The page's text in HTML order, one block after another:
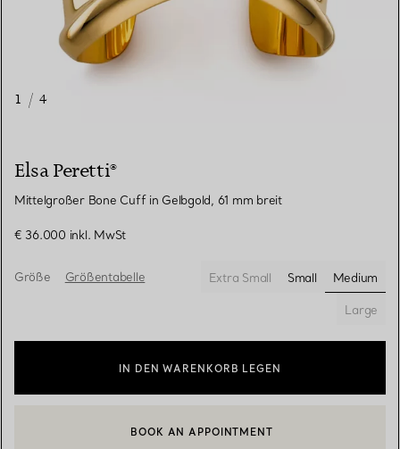
1 / 4
Elsa Peretti®
Mittelgroßer Bone Cuff in Gelbgold, 61 mm breit
€ 36.000 inkl. MwSt
Größe Größentabelle Extra Small Small
Medium
Large
IN DEN WARENKORB LEGEN
EINEN KUNDENBERATER KONTAKTIEREN ODER EINEN
BOOK AN APPOINTMENT